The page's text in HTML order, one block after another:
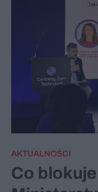
AKTUALNOŚCI
Co